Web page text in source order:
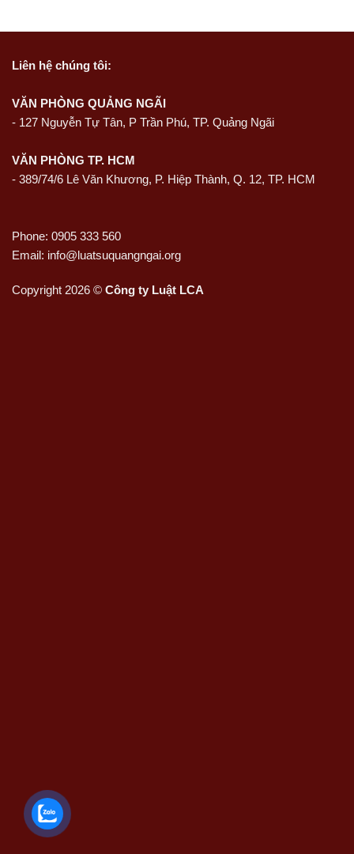
Liên hệ chúng tôi:
VĂN PHÒNG QUẢNG NGÃI
- 127 Nguyễn Tự Tân, P Trần Phú, TP. Quảng Ngãi
VĂN PHÒNG TP. HCM
- 389/74/6 Lê Văn Khương, P. Hiệp Thành, Q. 12, TP. HCM
Phone: 0905 333 560
Email: info@luatsuquangngai.org
Copyright 2026 © Công ty Luật LCA